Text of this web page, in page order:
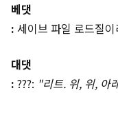
베댓
: 세이브 파일 로드질이
대댓
: ???: "리트. 위, 위, 아